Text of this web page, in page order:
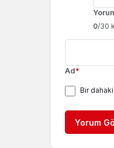
0/30
Ad*
Bir
Yorum